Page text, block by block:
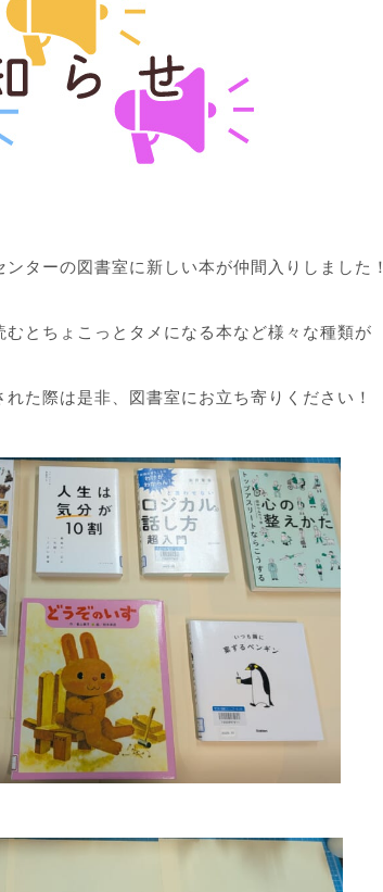
ターの図書室に新しい本が仲間入りしました！
むとちょこっとタメになる本など様々な種類が
た際は是非、図書室にお立ち寄りください！